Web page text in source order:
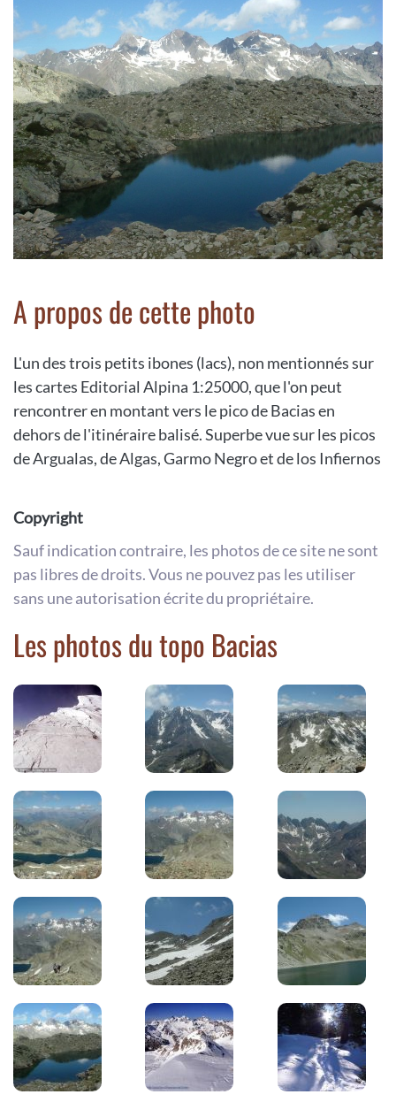
A propos de cette photo
L'un des trois petits ibones (lacs), non mentionnés sur
les cartes Editorial Alpina 1:25000, que l'on peut
rencontrer en montant vers le pico de Bacias en
dehors de l'itinéraire balisé. Superbe vue sur les picos
de Argualas, de Algas, Garmo Negro et de los Infiernos
Copyright
Sauf indication contraire, les photos de ce site ne sont
pas libres de droits. Vous ne pouvez pas les utiliser
sans une autorisation écrite du propriétaire.
Les photos du topo Bacias